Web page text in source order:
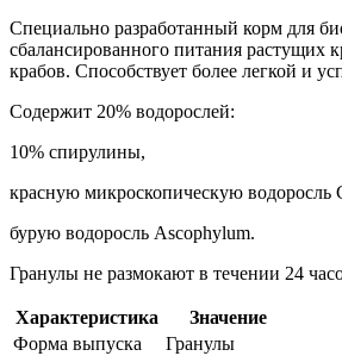
Специально разработанный корм для
сбалансированного питания растущих
крабов. Способствует более легкой и
Содержит 20% водорослей:
10% спирулины,
красную микроскопическую водоросль
бурую водоросль Ascophylum.
Гранулы не размокают в течении 24
Характеристика
Значение
Форма выпуска
Гранулы